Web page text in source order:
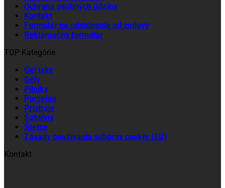
Ochrana osobných údajov
Kontakt
Formulár na odstúpenie od zmluvy
Reklamačný formulár
TOP Kategórie
Gél laky
Gély
Pilníky
Porcelán
Prístroje
Šablóny
Štetce
Zásady používania súborov cookie (EÚ)
Kontakt